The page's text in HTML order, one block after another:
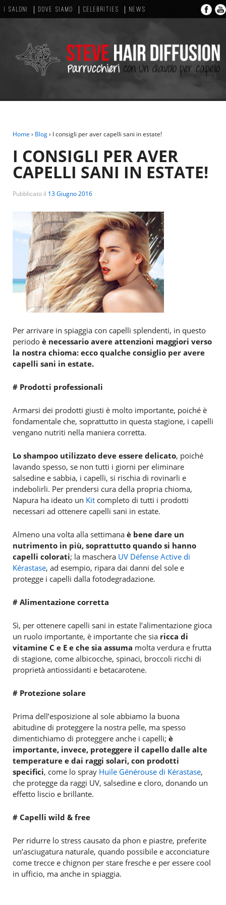
I SALONI DOVE SIAMO CELEBRITIES NEWS
Home › Blog› I consigli per aver capelli sani in estate!
I CONSIGLI PER AVER
CAPELLI SANI IN ESTATE!
Pubblicato il 13 Giugno 2016
Per arrivare in spiaggia con capelli splendenti, in questo
periodo è necessario avere attenzioni maggiori verso
la nostra chioma: ecco qualche consiglio per avere
capelli sani in estate.
# Prodotti professionali
Armarsi dei prodotti giusti è molto importante, poiché è
fondamentale che, soprattutto in questa stagione, i capelli
vengano nutriti nella maniera corretta.
Lo shampoo utilizzato deve essere delicato, poiché
lavando spesso, se non tutti i giorni per eliminare
salsedine e sabbia, i capelli, si rischia di rovinarli e
indebolirli. Per prendersi cura della propria chioma,
Napura ha ideato un Kit completo di tutti i prodotti
necessari ad ottenere capelli sani in estate.
Almeno una volta alla settimana è bene dare un
nutrimento in più, soprattutto quando si hanno
capelli colorati; la maschera UV Défense Active di
Kérastase, ad esempio, ripara dai danni del sole e
protegge i capelli dalla fotodegradazione.
# Alimentazione corretta
Sì, per ottenere capelli sani in estate l’alimentazione gioca
un ruolo importante, è importante che sia ricca di
vitamine C e E e che sia assuma molta verdura e frutta
di stagione, come albicocche, spinaci, broccoli ricchi di
proprietà antiossidanti e betacarotene.
# Protezione solare
Prima dell’esposizione al sole abbiamo la buona
abitudine di proteggere la nostra pelle, ma spesso
dimentichiamo di proteggere anche i capelli; è
importante, invece, proteggere il capello dalle alte
temperature e dai raggi solari, con prodotti
specifici, come lo spray Huile Générouse di Kérastase,
che protegge da raggi UV, salsedine e cloro, donando un
effetto liscio e brillante.
# Capelli wild & free
Per ridurre lo stress causato da phon e piastre, preferite
un’asciugatura naturale, quando possibile e acconciature
come trecce e chignon per stare fresche e per essere cool
in ufficio, ma anche in spiaggia.